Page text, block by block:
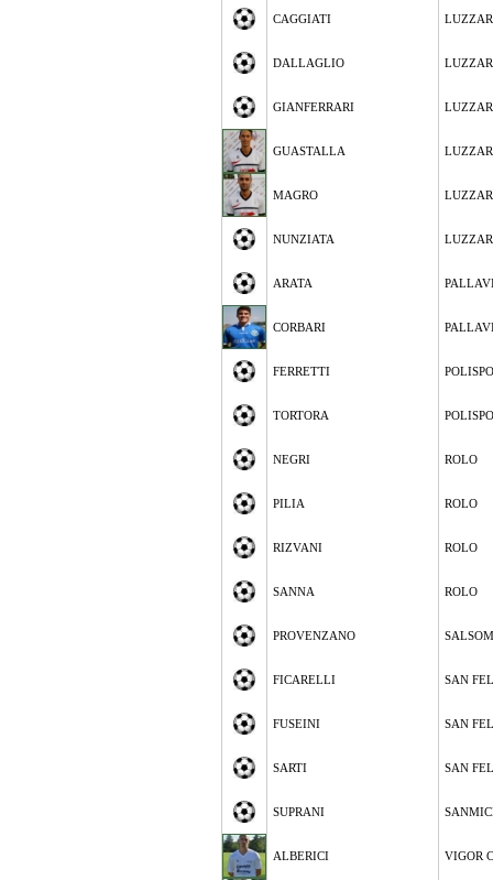
CAGGIATI
DALLAGLIO
GIANFERRARI
GUASTALLA
MAGRO
NUNZIATA
ARATA
CORBARI
FERRETTI
TORTORA
NEGRI ROLO
PILIA ROLO
RIZVANI ROLO
SANNA ROLO
PROVENZANO
FICARELLI SAN
FUSEINI SAN
SARTI SAN
SUPRANI
ALBERICI VIGOR